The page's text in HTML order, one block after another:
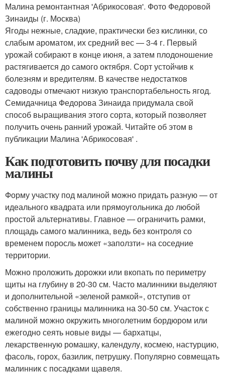
Малина ремонтантная 'Абрикосовая'. Фото Федоровой
Зинаиды (г. Москва)
Ягоды нежные, сладкие, практически без кислинки, со
слабым ароматом, их средний вес — 3-4 г. Первый
урожай собирают в конце июня, а затем плодоношение
растягивается до самого октября. Сорт устойчив к
болезням и вредителям. В качестве недостатков
садоводы отмечают низкую транспортабельность ягод.
Семидачница Федорова Зинаида придумала свой
способ выращивания этого сорта, который позволяет
получить очень ранний урожай. Читайте об этом в
публикации Малина 'Абрикосовая' .
Как подготовить почву для посадки
малины
Форму участку под малиной можно придать разную — от
идеального квадрата или прямоугольника до любой
простой альтернативы. Главное — ограничить рамки,
площадь самого малинника, ведь без контроля со
временем поросль может «заползти» на соседние
территории.
Можно проложить дорожки или вкопать по периметру
щиты на глубину в 20-30 см. Часто малинники выделяют
и дополнительной «зеленой рамкой», отступив от
собственно границы малинника на 30-50 см. Участок с
малиной можно окружить многолетним бордюром или
ежегодно сеять новые виды — бархатцы,
лекарственную ромашку, календулу, космею, настурцию,
фасоль, горох, базилик, петрушку. Популярно совмещать
малинник с посадками щавеля.